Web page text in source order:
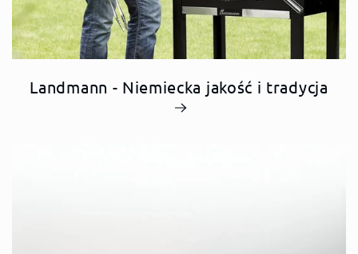
Landmann - Niemiecka jakość i tradycja